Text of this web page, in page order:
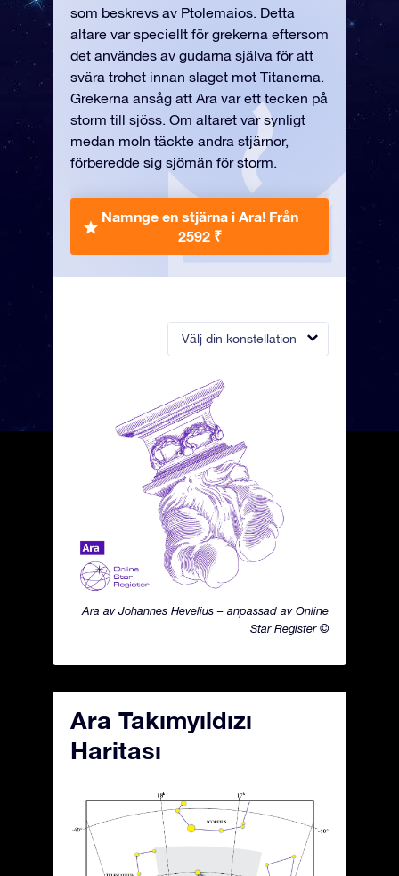
Välj din konstellation
Ara av Johannes Hevelius – anpassad av Online
Star Register ©
som beskrevs av Ptolemaios. Detta
altare var speciellt för grekerna eftersom
det användes av gudarna själva för att
svära trohet innan slaget mot Titanerna.
Grekerna ansåg att Ara var ett tecken på
storm till sjöss. Om altaret var synligt
medan moln täckte andra stjärnor,
förberedde sig sjömän för storm.
Namnge en stjärna i Ara! Från
2592 ₹
Ara Takımyıldızı
Haritası